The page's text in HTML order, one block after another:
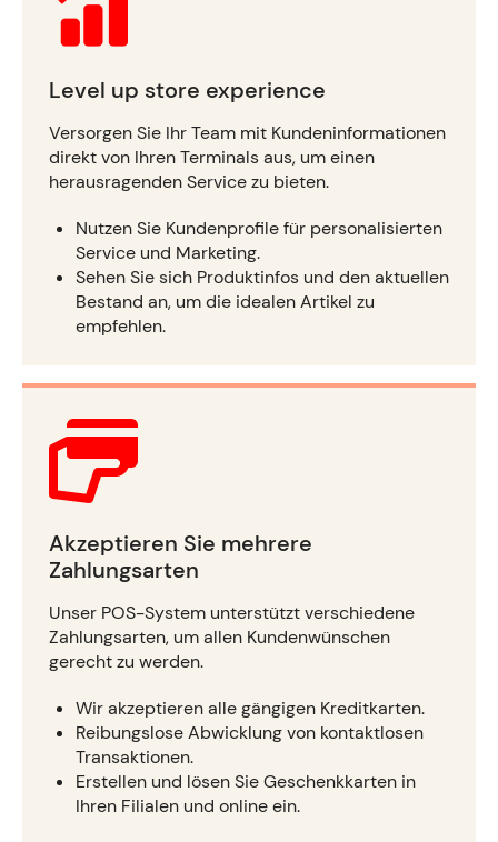
Level up store experience
Versorgen Sie Ihr Team mit Kundeninformationen
direkt von Ihren Terminals aus, um einen
herausragenden Service zu bieten.
Nutzen Sie Kundenprofile für personalisierten
Service und Marketing.
Sehen Sie sich Produktinfos und den aktuellen
Bestand an, um die idealen Artikel zu
empfehlen.
Akzeptieren Sie mehrere
Zahlungsarten
Unser POS-System unterstützt verschiedene
Zahlungsarten, um allen Kundenwünschen
gerecht zu werden.
Wir akzeptieren alle gängigen Kreditkarten.
Reibungslose Abwicklung von kontaktlosen
Transaktionen.
Erstellen und lösen Sie Geschenkkarten in
Ihren Filialen und online ein.